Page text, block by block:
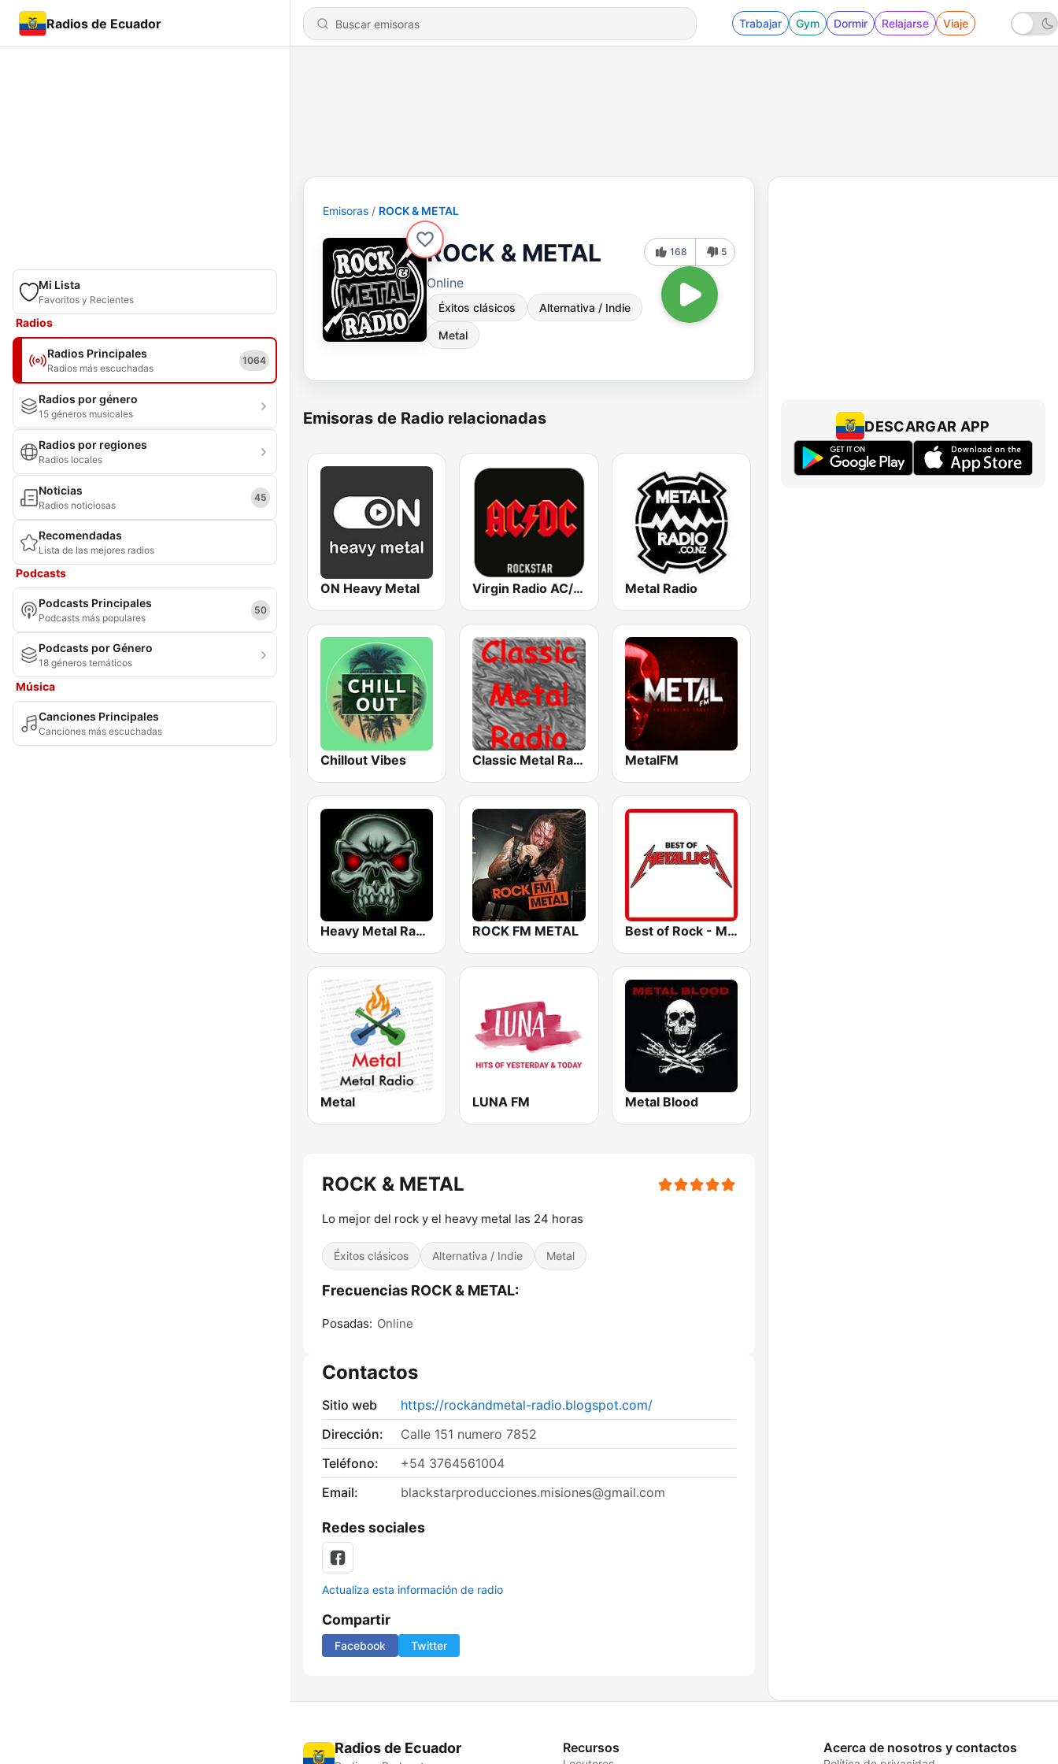
Radios de Ecuador Trabajar Gym Dormir Relajarse Viaje
Mi Lista
Favoritos y Recientes
Radios
Radios Principales
Radios más escuchadas
1064
Radios por género
15 géneros musicales
Radios por regiones
Radios locales
Noticias
Radios noticiosas
45
Recomendadas
Lista de las mejores radios
Podcasts
Podcasts Principales
Podcasts más populares
50
Podcasts por Género
18 géneros temáticos
Música
Canciones Principales
Canciones más escuchadas
Emisoras ROCK & METAL
ROCK & METAL
Online
Éxitos clásicos Alternativa / Indie
Metal
168 5
Emisoras de Radio relacionadas
ON Heavy Metal Virgin Radio AC/DC Metal Radio
Chillout Vibes Classic Metal Radio MetalFM
Heavy Metal Radio ROCK FM METAL Best of Rock - Metallica
Metal LUNA FM Metal Blood
ROCK & METAL
Lo mejor del rock y el heavy metal las 24 horas
Éxitos clásicos Alternativa / Indie Metal
Frecuencias ROCK & METAL:
Posadas: Online
Contactos
Sitio web
https://rockandmetal-radio.blogspot.com/
Dirección:
Calle 151 numero 7852
Teléfono:
+54 3764561004
Email:
blackstarproducciones.misiones@gmail.com
Redes sociales
Actualiza esta información de radio
Compartir
Facebook Twitter
DESCARGAR APP
Radios de Ecuador Recursos Acerca de nosotros y contactos